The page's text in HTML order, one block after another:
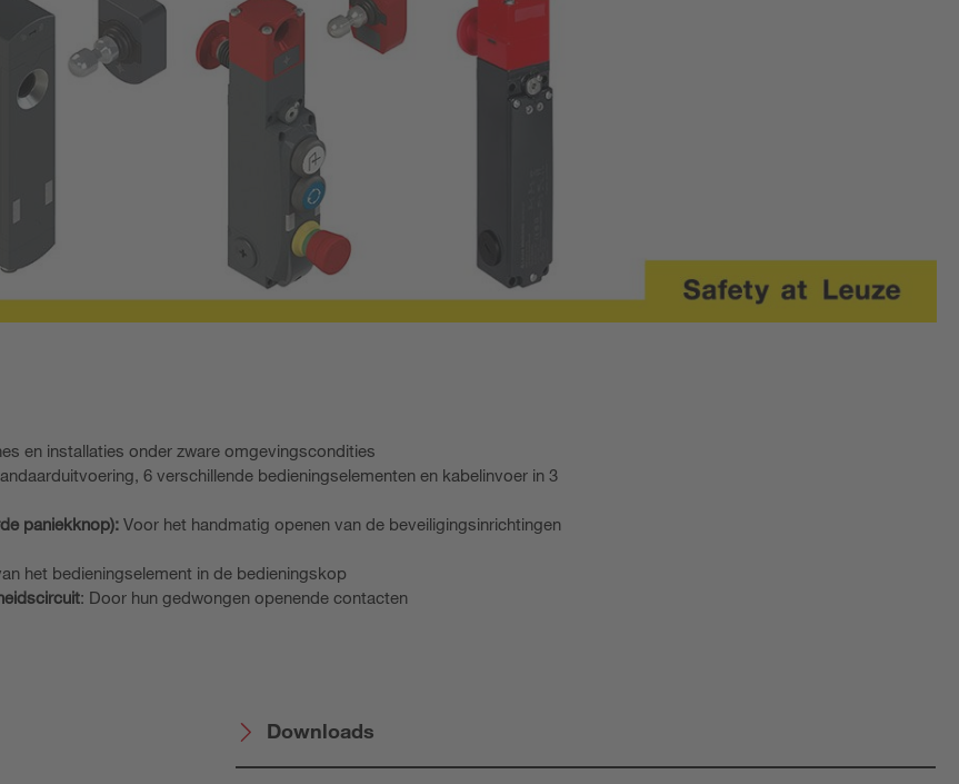
en installaties onder zware omgevingscondities
6 verschillende bedieningselementen en kabelinvoer in 3
paniekknop): Voor het handmatig openen van de beveiligingsinrichtingen
het bedieningselement in de bedieningskop
: Door hun gedwongen openende contacten
Downloads